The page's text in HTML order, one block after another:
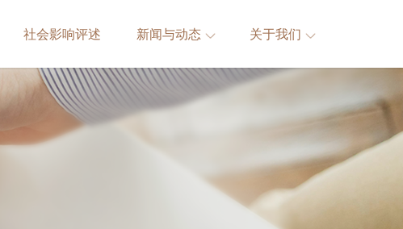
社会影响评述 新闻与动态 关于我们